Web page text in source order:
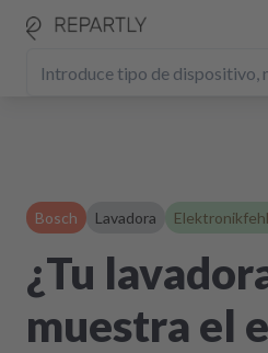
Bosch Lavadora
¿Tu
muestra el